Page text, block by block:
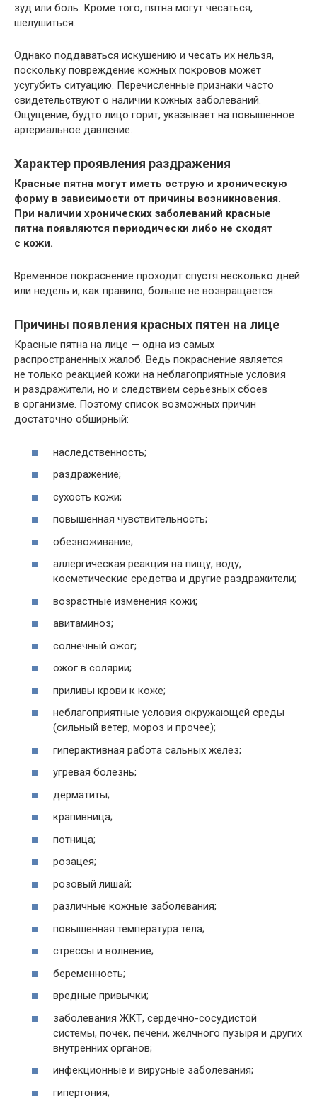
зуд или боль. Кроме того, пятна могут чесаться,
шелушиться.
Однако поддаваться искушению и чесать их нельзя,
поскольку повреждение кожных покровов может
усугубить ситуацию. Перечисленные признаки часто
свидетельствуют о наличии кожных заболеваний.
Ощущение, будто лицо горит, указывает на повышенное
артериальное давление.
Характер проявления раздражения
Красные пятна могут иметь острую и хроническую
форму в зависимости от причины возникновения.
При наличии хронических заболеваний красные
пятна появляются периодически либо не сходят
с кожи.
Временное покраснение проходит спустя несколько дней
или недель и, как правило, больше не возвращается.
Причины появления красных пятен на лице
Красные пятна на лице — одна из самых
распространенных жалоб. Ведь покраснение является
не только реакцией кожи на неблагоприятные условия
и раздражители, но и следствием серьезных сбоев
в организме. Поэтому список возможных причин
достаточно обширный:
наследственность;
раздражение;
сухость кожи;
повышенная чувствительность;
обезвоживание;
аллергическая реакция на пищу, воду,
косметические средства и другие раздражители;
возрастные изменения кожи;
авитаминоз;
солнечный ожог;
ожог в солярии;
приливы крови к коже;
неблагоприятные условия окружающей среды
(сильный ветер, мороз и прочее);
гиперактивная работа сальных желез;
угревая болезнь;
дерматиты;
крапивница;
потница;
розацея;
розовый лишай;
различные кожные заболевания;
повышенная температура тела;
стрессы и волнение;
беременность;
вредные привычки;
заболевания ЖКТ, сердечно-сосудистой
системы, почек, печени, желчного пузыря и других
внутренних органов;
инфекционные и вирусные заболевания;
гипертония;